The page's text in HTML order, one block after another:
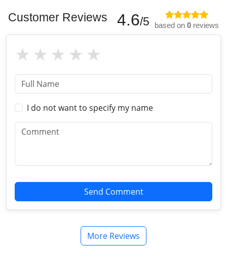
Customer Reviews 4.6/5 based on 0 reviews
I do not want to specify my name
Send Comment
More Reviews